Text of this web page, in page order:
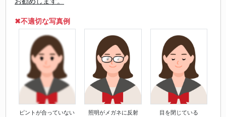
✖不適切な写真例
ピントが合っていない 照明がメガネに反射 目を閉じている